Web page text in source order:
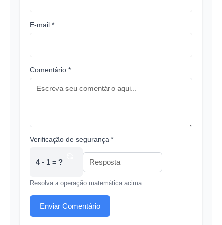
E-mail *
Comentário *
Verificação de segurança *
4 - 1 = ?
Resolva a operação matemática acima
Enviar Comentário